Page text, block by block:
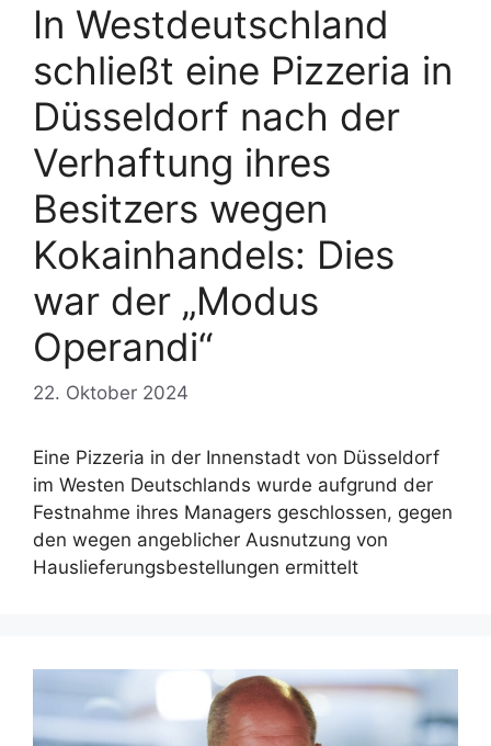
In Westdeutschland
schließt eine Pizzeria in
Düsseldorf nach der
Verhaftung ihres
Besitzers wegen
Kokainhandels: Dies
war der „Modus
Operandi“
22. Oktober 2024
Eine Pizzeria in der Innenstadt von Düsseldorf
im Westen Deutschlands wurde aufgrund der
Festnahme ihres Managers geschlossen, gegen
den wegen angeblicher Ausnutzung von
Hauslieferungsbestellungen ermittelt